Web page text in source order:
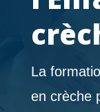
La
en crèche